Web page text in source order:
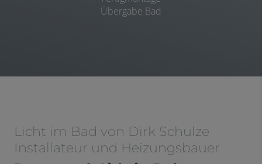
Übergabe Bad
Licht im Bad von Dirk Schulze
Installateur und Heizungsbauer